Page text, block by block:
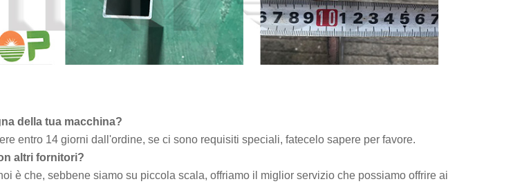
della tua macchina?
entro 14 giorni dall'ordine, se ci sono requisiti speciali, fatecelo sapere per favore.
altri fornitori?
è che, sebbene siamo su piccola scala, offriamo il miglior servizio che possiamo offrire ai